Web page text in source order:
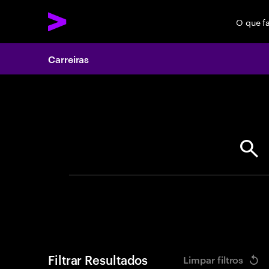
O que
Carreiras
Filtrar Resultados Limpar filtros